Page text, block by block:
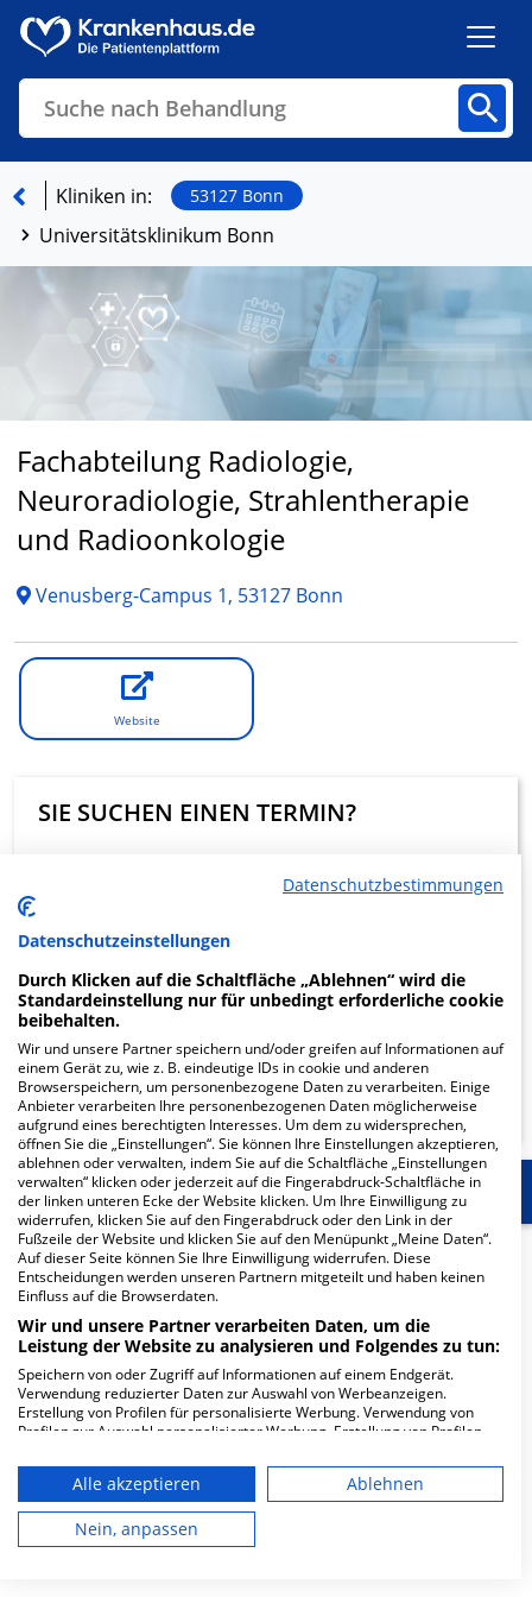
Suche nach Behandlung
Finden
Kliniken in: 53127 Bonn
Universitätsklinikum Bonn
Fachabteilung Radiologie,
Neuroradiologie, Strahlentherapie
und Radioonkologie
Venusberg-Campus 1, 53127 Bonn
Website
SIE SUCHEN EINEN TERMIN?
KLINIKEN FINDEN
Start Für die Klinik Weitere Fachabteilungen
Herzlich Willkommen
Universitätsklinikum Bonn in der Venusberg-Campus 1
ist ein großes Krankenhaus in Bonn. Mit einer Kapazität
von 1.306 Betten werden in den spezialisierten
Fachabteilungen pro Jahr etwa 50.899 medizinische Fälle
behandelt und therapiert.
Weiterlesen
Besuchszeiten
Datenschutzbestimmungen
Datenschutzeinstellungen
Durch Klicken auf die Schaltfläche „Ablehnen“ wird die
Standardeinstellung nur für unbedingt erforderliche cookie
beibehalten.
Wir und unsere Partner speichern und/oder greifen auf Informationen auf
einem Gerät zu, wie z. B. eindeutige IDs in cookie und anderen
Browserspeichern, um personenbezogene Daten zu verarbeiten. Einige
Anbieter verarbeiten Ihre personenbezogenen Daten möglicherweise
aufgrund eines berechtigten Interesses. Um dem zu widersprechen,
öffnen Sie die „Einstellungen“. Sie können Ihre Einstellungen akzeptieren,
ablehnen oder verwalten, indem Sie auf die Schaltfläche „Einstellungen
verwalten“ klicken oder jederzeit auf die Fingerabdruck-Schaltfläche in
der linken unteren Ecke der Website klicken. Um Ihre Einwilligung zu
widerrufen, klicken Sie auf den Fingerabdruck oder den Link in der
Fußzeile der Website und klicken Sie auf den Menüpunkt „Meine Daten“.
Auf dieser Seite können Sie Ihre Einwilligung widerrufen. Diese
Entscheidungen werden unseren Partnern mitgeteilt und haben keinen
Einfluss auf die Browserdaten.
Wir und unsere Partner verarbeiten Daten, um die
Leistung der Website zu analysieren und Folgendes zu tun:
Speichern von oder Zugriff auf Informationen auf einem Endgerät.
Verwendung reduzierter Daten zur Auswahl von Werbeanzeigen.
Erstellung von Profilen für personalisierte Werbung. Verwendung von
Profilen zur Auswahl personalisierter Werbung. Erstellung von Profilen
personalisierter Inhalte. Messung der Werbeleistung. Messung der
Performance von Inhalten. Analyse von Zielgruppen durch Statistiken
oder Kombinationen von Daten aus verschiedenen Quellen. Entwicklung
und Verbesserung der Angebote. Verwendung reduzierter Daten zur
Auswahl von Inhalten.
Alle akzeptieren
Ablehnen
Nein, anpassen